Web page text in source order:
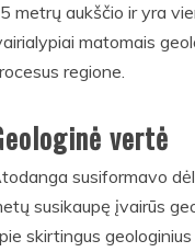
metrų aukščio ir yra
matomais
regione.
vertė
susiformavo
susikaupę įvairūs
skirtingus